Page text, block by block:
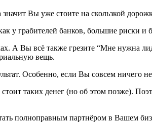
Вы уже стоите на скользкой
у грабителей банков, большие риски и
А Вы всё также грезите “Мне нужна
вещь.
Особенно, если Вы совсем ничего
таких денег (но об этом позже).
полноправным партнёром в Вашем